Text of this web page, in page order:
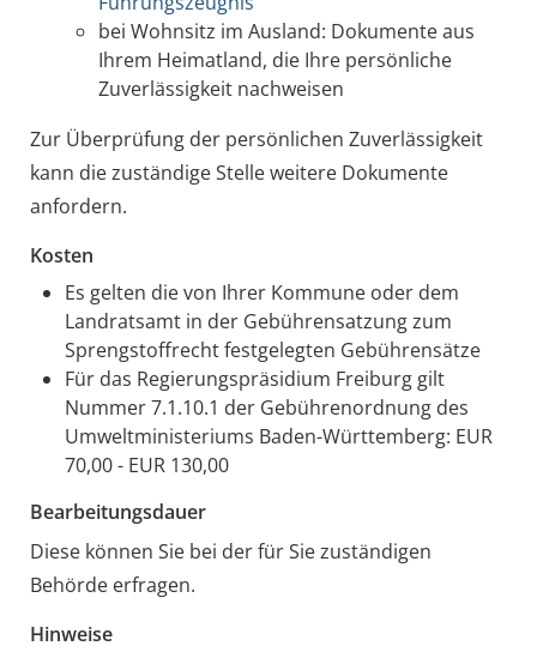
bei Wohnsitz im Ausland: Dokumente aus
Ihrem Heimatland, die Ihre persönliche
Zuverlässigkeit nachweisen
Zur Überprüfung der persönlichen Zuverlässigkeit
kann die zuständige Stelle weitere Dokumente
anfordern.
Kosten
Es gelten die von Ihrer Kommune oder dem
Landratsamt in der Gebührensatzung zum
Sprengstoffrecht festgelegten Gebührensätze
Für das Regierungspräsidium Freiburg gilt
Nummer 7.1.10.1 der Gebührenordnung des
Umweltministeriums Baden-Württemberg: EUR
70,00 - EUR 130,00
Bearbeitungsdauer
Diese können Sie bei der für Sie zuständigen
Behörde erfragen.
Hinweise